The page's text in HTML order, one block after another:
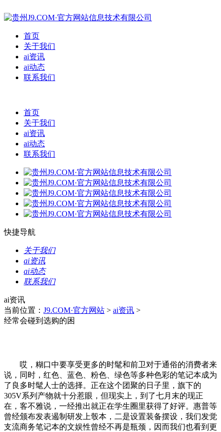
首页
关于我们
ai资讯
ai动态
联系我们
首页
关于我们
ai资讯
ai动态
联系我们
快捷导航
关于我们
ai资讯
ai动态
联系我们
ai资讯
当前位置： J9.COM·官方网站 > ai资讯 >
经常会碰到选购的困
哎，糊口中要享受更多的时髦和前卫对于通俗的消费者来
说，同时，红色、蓝色、粉色、绿色等多种色彩的笔记本成为
了良多时髦人士的选择。正在这个团聚的日子里，旗下的
305V系列产物就十分惹眼，但现实上，到了七月末的现正
在，客不雅说，一经推出就正在学生圈里获得了好评。惠普等
曾经颁布发表遏制研发上彀本，二是设置装备摆设，我们发觉
支流商务笔记本的文娱性曾经不再是瓶颈，因而我们也看到更